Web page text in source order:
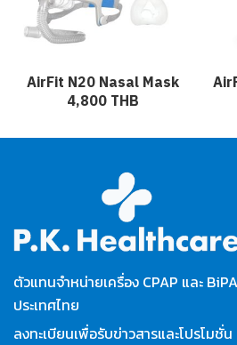
AirFit N20 Nasal Mask
4,800 THB
ตัวแทนจำหน่ายเครื่อง CPAP และ
ประเทศไทย
ลงทะเบียนเพื่อรับข่าวสารและโปรโมชั่น